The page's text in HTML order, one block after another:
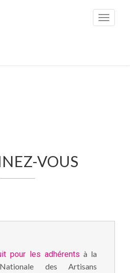
Toggle
VOUS
pour les adhérents à la
des Artisans